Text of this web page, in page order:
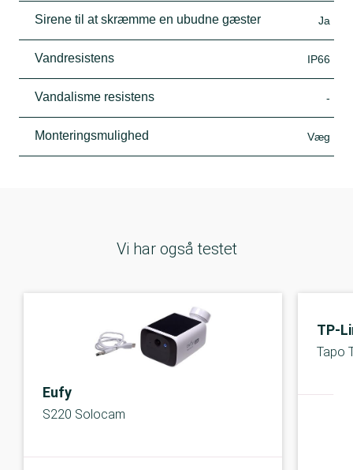
Sirene til at skræmme en ubudne gæster Ja
Vandresistens IP66
Vandalisme resistens -
Monteringsmulighed Væg
Vi har også testet
Eufy
S220 Solocam
TP-
Tapo